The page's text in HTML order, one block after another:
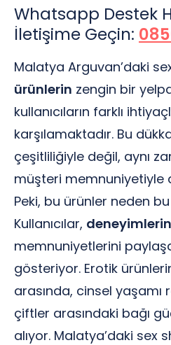
Whatsapp Destek
İletişime Geçin:
Malatya Arguvan’daki
ürünlerin zengin bir
kullanıcıların farklı
karşılamaktadır. Bu
çeşitliliğiyle değil, aynı
müşteri memnuniyetiyle
Peki, bu ürünler neden
Kullanıcılar,
memnuniyetlerini
gösteriyor. Erotik
arasında, cinsel yaşamı
çiftler arasındaki bağı
alıyor. Malatya’daki sex